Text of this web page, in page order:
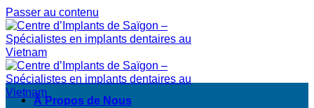
Passer au contenu
À Propos de Nous